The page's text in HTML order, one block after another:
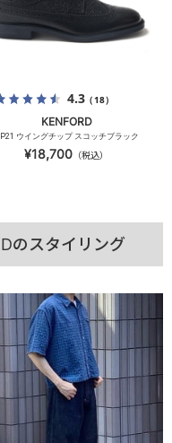
4.3（18）
KENFORD
ウイングチップ スコッチブラック
¥18,700 （税込）
のスタイリング